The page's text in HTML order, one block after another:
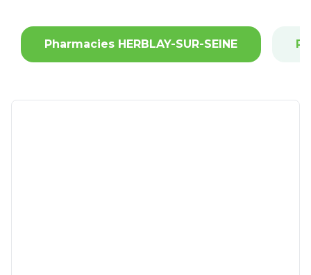
Pharmacies HERBLAY-SUR-SEINE